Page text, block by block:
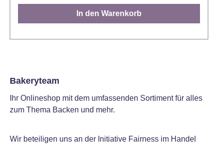
Lebensmittelfarben eingefärbt werden. Inhalt: 500 g
Lager: Dunkel lagern, bei 15° C - 20° C Anwendung:
hitzebeständigen Schüssel, oder in einem Topf bei
für ca. 10 Sekunden in ein kaltes Wasserbad. Das
Isomalt ist nun temperiert und kann nach Belieben
verarbeitet werden. ACHTUNG!: Das geschmolzene
In den Warenkorb
Bakeryteam
Ihr Onlineshop mit dem umfassenden Sortiment für alles
zum Thema Backen und mehr.
Wir beteiligen uns an der Initiative Fairness im Handel